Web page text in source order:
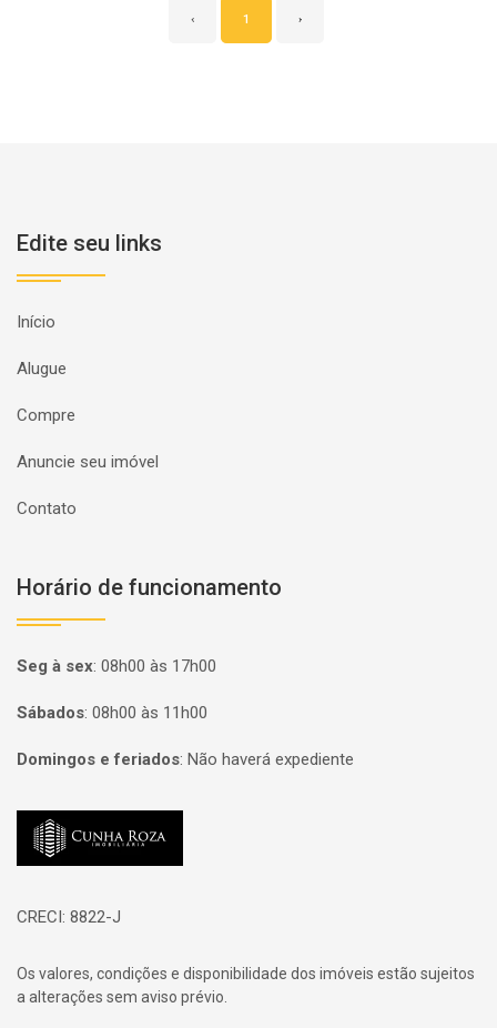
‹ 1 ›
Edite seu links
Início
Alugue
Compre
Anuncie seu imóvel
Contato
Horário de funcionamento
Seg à sex: 08h00 às 17h00
Sábados: 08h00 às 11h00
Domingos e feriados: Não haverá expediente
Página inicial
CRECI: 8822-J
Os valores, condições e disponibilidade dos imóveis estão sujeitos
a alterações sem aviso prévio.